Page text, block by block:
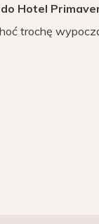
Hotel
trochę